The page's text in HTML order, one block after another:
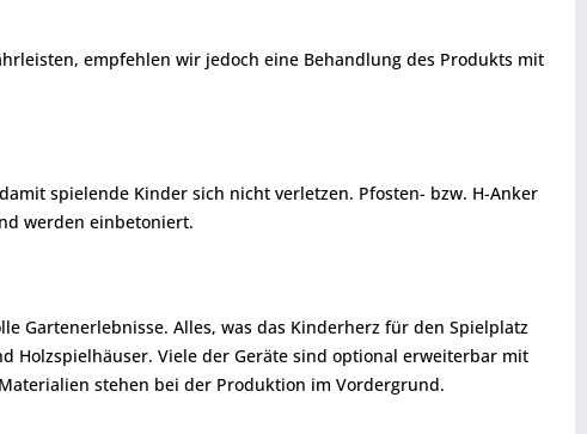
empfehlen wir jedoch eine Behandlung des Produkts mit
spielende Kinder sich nicht verletzen. Pfosten- bzw. H-Anker
werden einbetoniert.
Gartenerlebnisse. Alles, was das Kinderherz für den Spielplatz
Holzspielhäuser. Viele der Geräte sind optional erweiterbar mit
stehen bei der Produktion im Vordergrund.